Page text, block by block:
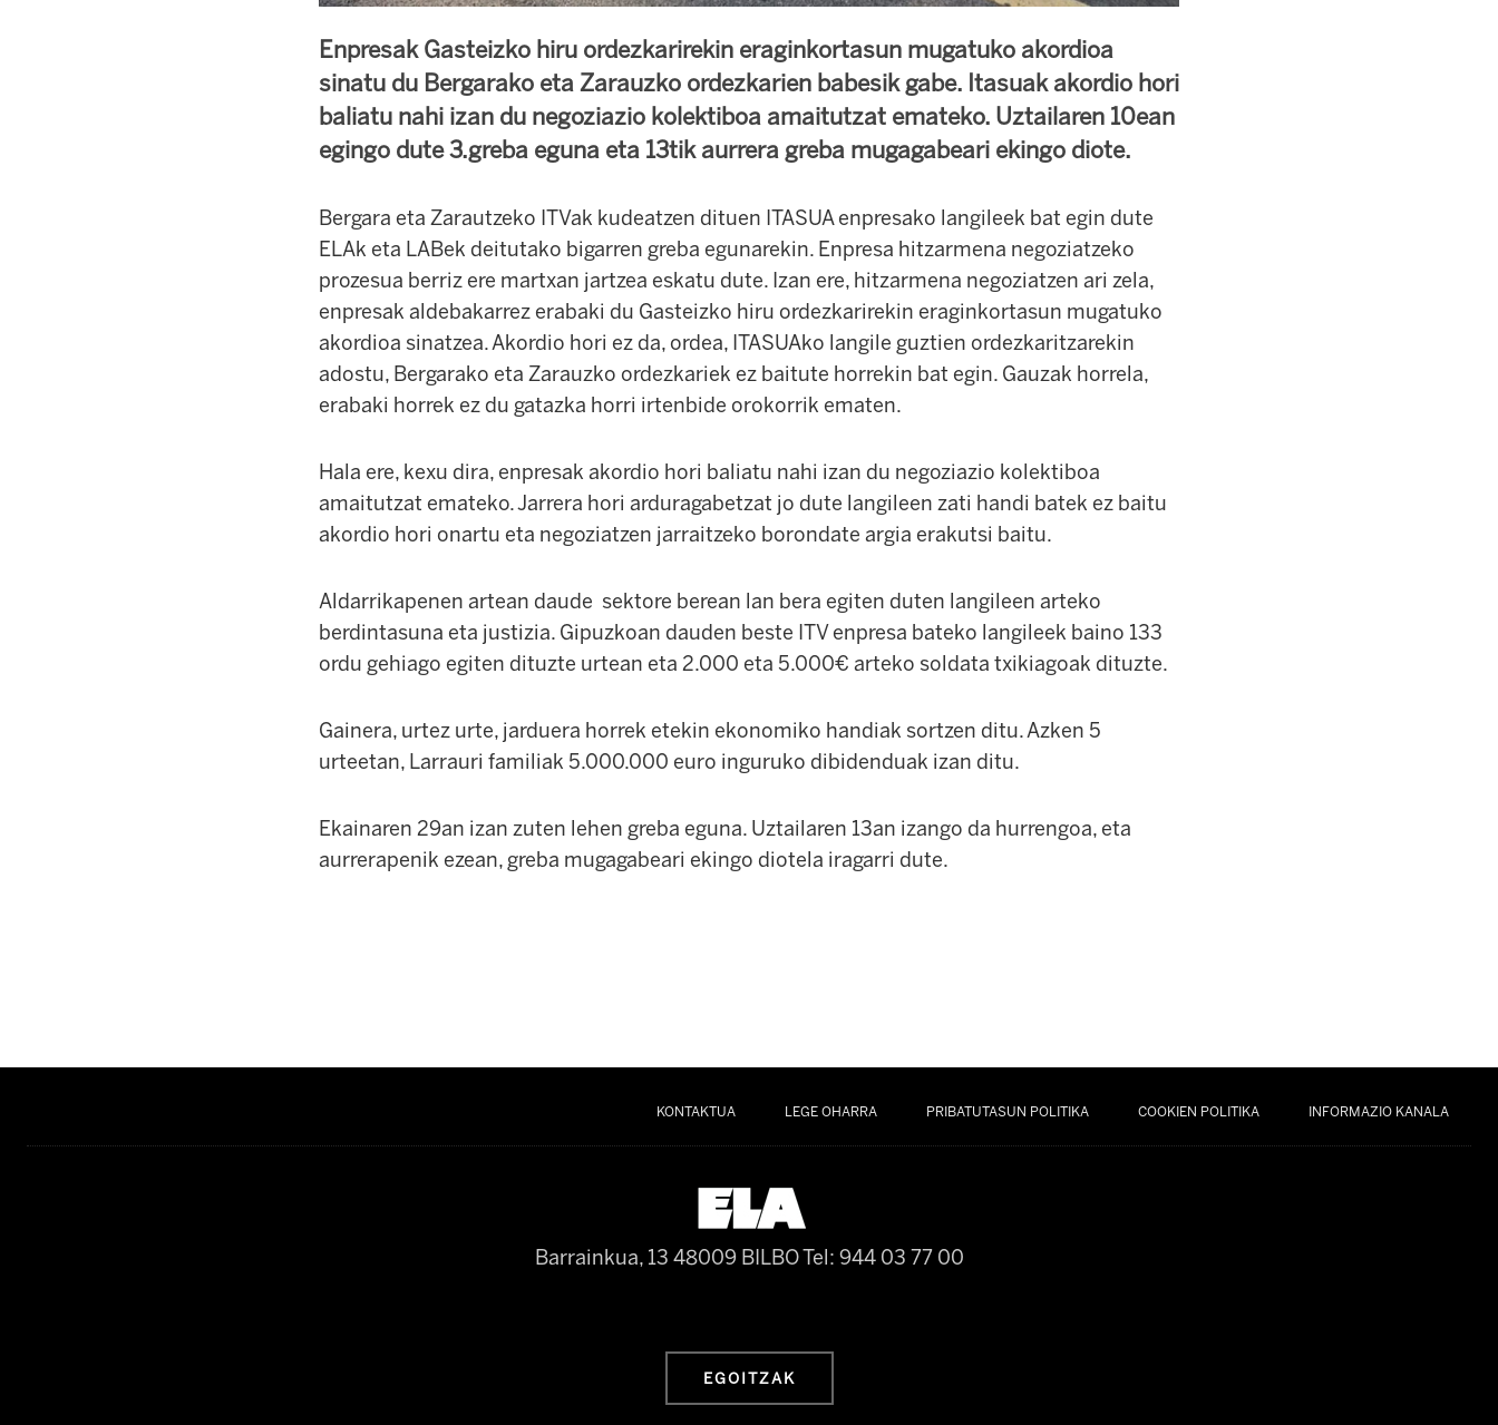
Enpresak Gasteizko hiru ordezkarirekin eraginkortasun mugatuko akordioa
sinatu du Bergarako eta Zarauzko ordezkarien babesik gabe. Itasuak akordio hori
baliatu nahi izan du negoziazio kolektiboa amaitutzat emateko. Uztailaren 10ean
egingo dute 3.greba eguna eta 13tik aurrera greba mugagabeari ekingo diote.
Bergara eta Zarautzeko ITVak kudeatzen dituen ITASUA enpresako langileek bat egin dute
ELAk eta LABek deitutako bigarren greba egunarekin. Enpresa hitzarmena negoziatzeko
prozesua berriz ere martxan jartzea eskatu dute. Izan ere, hitzarmena negoziatzen ari zela,
enpresak aldebakarrez erabaki du Gasteizko hiru ordezkarirekin eraginkortasun mugatuko
akordioa sinatzea. Akordio hori ez da, ordea, ITASUAko langile guztien ordezkaritzarekin
adostu, Bergarako eta Zarauzko ordezkariek ez baitute horrekin bat egin. Gauzak horrela,
erabaki horrek ez du gatazka horri irtenbide orokorrik ematen.
Hala ere, kexu dira, enpresak akordio hori baliatu nahi izan du negoziazio kolektiboa
amaitutzat emateko. Jarrera hori arduragabetzat jo dute langileen zati handi batek ez baitu
akordio hori onartu eta negoziatzen jarraitzeko borondate argia erakutsi baitu.
Aldarrikapenen artean daude sektore berean lan bera egiten duten langileen arteko
berdintasuna eta justizia. Gipuzkoan dauden beste ITV enpresa bateko langileek baino 133
ordu gehiago egiten dituzte urtean eta 2.000 eta 5.000€ arteko soldata txikiagoak dituzte.
Gainera, urtez urte, jarduera horrek etekin ekonomiko handiak sortzen ditu. Azken 5
urteetan, Larrauri familiak 5.000.000 euro inguruko dibidenduak izan ditu.
Ekainaren 29an izan zuten lehen greba eguna. Uztailaren 13an izango da hurrengoa, eta
aurrerapenik ezean, greba mugagabeari ekingo diotela iragarri dute.
KONTAKTUA LEGE OHARRA PRIBATUTASUN POLITIKA COOKIEN POLITIKA INFORMAZIO KANALA
Barrainkua, 13 48009 BILBOTel: 944 03 77 00
EGOITZAK